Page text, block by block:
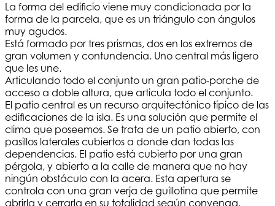
La forma del edificio viene muy condicionada por la
forma de la parcela, que es un triángulo con ángulos
muy agudos.
Está formado por tres prismas, dos en los extremos de
gran volumen y contundencia. Uno central más ligero
que les une.
Articulando todo el conjunto un gran patio-porche de
acceso a doble altura, que articula todo el conjunto.
El patio central es un recurso arquitectónico típico de las
edificaciones de la isla. Es una solución que permite el
clima que poseemos. Se trata de un patio abierto, con
pasillos laterales cubiertos a donde dan todas las
dependencias. El patio está cubierto por una gran
pérgola, y abierto a la calle de manera que no hay
ningún obstáculo con la acera. Esta apertura se
controla con una gran verja de guillotina que permite
abrirla y cerrarla en su totalidad según convenga.